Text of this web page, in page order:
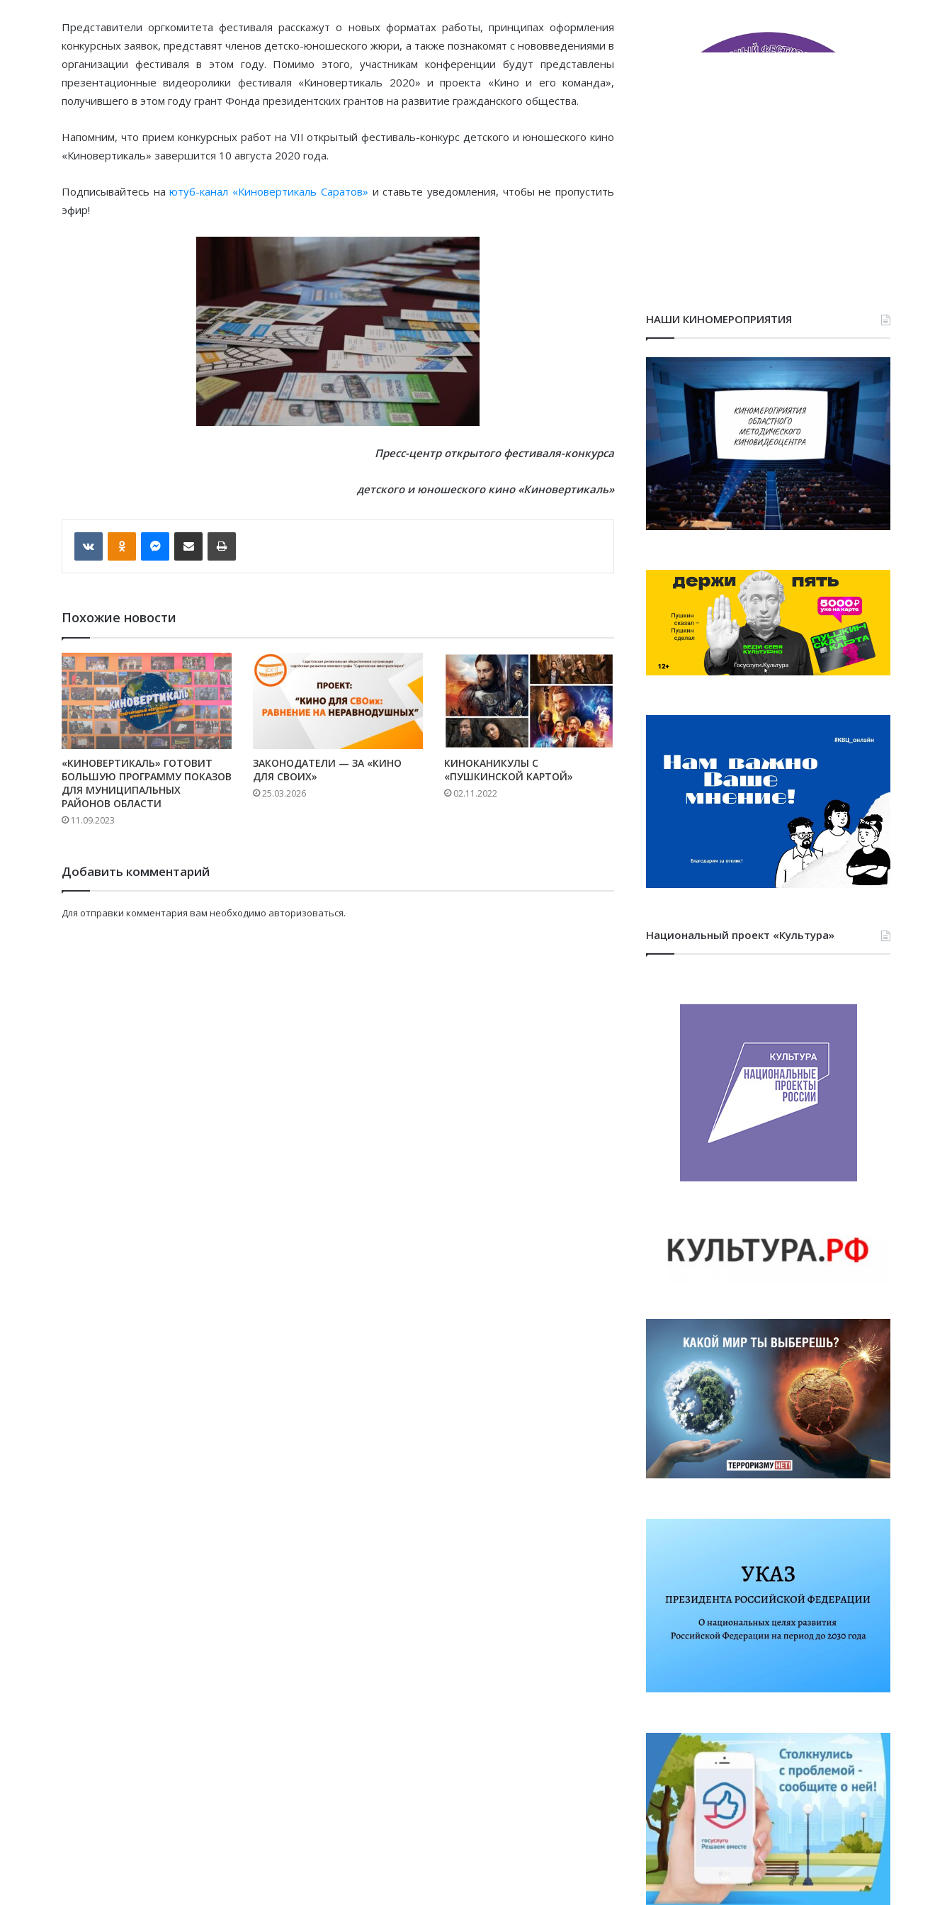
Представители оргкомитета фестиваля расскажут о новых форматах работы, принципах оформления
конкурсных заявок, представят членов детско-юношеского жюри, а также познакомят с нововведениями в
организации фестиваля в этом году. Помимо этого, участникам конференции будут представлены
презентационные видеоролики фестиваля «Киновертикаль 2020» и проекта «Кино и его команда»,
получившего в этом году грант Фонда президентских грантов на развитие гражданского общества.
Напомним, что прием конкурсных работ на VII открытый фестиваль-конкурс детского и юношеского кино
«Киновертикаль» завершится 10 августа 2020 года.
Подписывайтесь наютуб-канал «Киновертикаль Саратов» и ставьте уведомления, чтобы не пропустить
эфир!
Пресс-центр открытого фестиваля-конкурса
детского и юношеского кино «Киновертикаль»
VKontakte
Похожие новости
«КИНОВЕРТИКАЛЬ» ГОТОВИТ
БОЛЬШУЮ ПРОГРАММУ ПОКАЗОВ
ДЛЯ МУНИЦИПАЛЬНЫХ
РАЙОНОВ ОБЛАСТИ
11.09.2023
ЗАКОНОДАТЕЛИ — ЗА «КИНО
ДЛЯ СВОИХ»
25.03.2026
КИНОКАНИКУЛЫ С
«ПУШКИНСКОЙ КАРТОЙ»
02.11.2022
Добавить комментарий
Для отправки комментария вам необходимо авторизоваться.
НАШИ КИНОМЕРОПРИЯТИЯ
Национальный проект «Культура»